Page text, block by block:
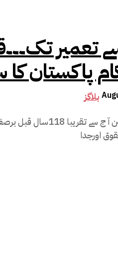
تعمیر
پاکستان کا
بلاگز
تحریر:امبر جبین آ